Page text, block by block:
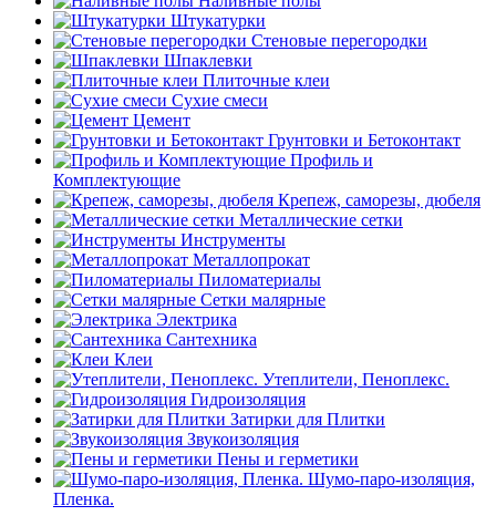
Штукатурки
Стеновые перегородки
Шпаклевки
Плиточные клеи
Сухие смеси
Цемент
Грунтовки и Бетоконтакт
Профиль и
Комплектующие
Крепеж, саморезы, дюбеля
Металлические сетки
Инструменты
Металлопрокат
Пиломатериалы
Сетки малярные
Электрика
Сантехника
Клеи
Утеплители, Пеноплекс.
Гидроизоляция
Затирки для Плитки
Звукоизоляция
Пены и герметики
Шумо-паро-изоляция,
Пленка.